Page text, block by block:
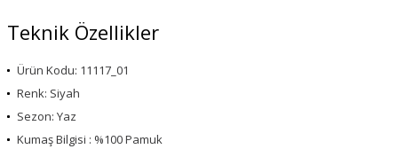
Teknik Özellikler
Ürün Kodu: 11117_01
Renk: Siyah
Sezon: Yaz
Kumaş Bilgisi : %100 Pamuk